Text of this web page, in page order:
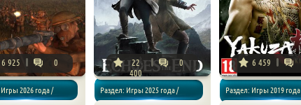
6 925 0
2026 года /
22
400
0
Раздел: Игры 2025 года /
6 459
Раздел: Игры 2019